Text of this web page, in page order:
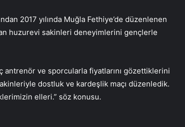
2017 yılında Muğla Fethiye’de düzenlenen
huzurevi sakinleri deneyimlerini gençlerle
ve sporcularla fiyatlarını gözettiklerini
dostluk ve kardeşlik maçı düzenledik.
elleri.” söz konusu.